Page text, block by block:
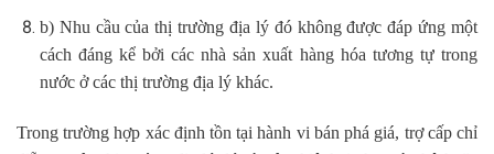
b) Nhu cầu của thị trường địa lý đó không được đáp ứng một
cách đáng kể bởi các nhà sản xuất hàng hóa tương tự trong
nước ở các thị trường địa lý khác.
Trong trường hợp xác định tồn tại hành vi bán phá giá, trợ cấp chỉ